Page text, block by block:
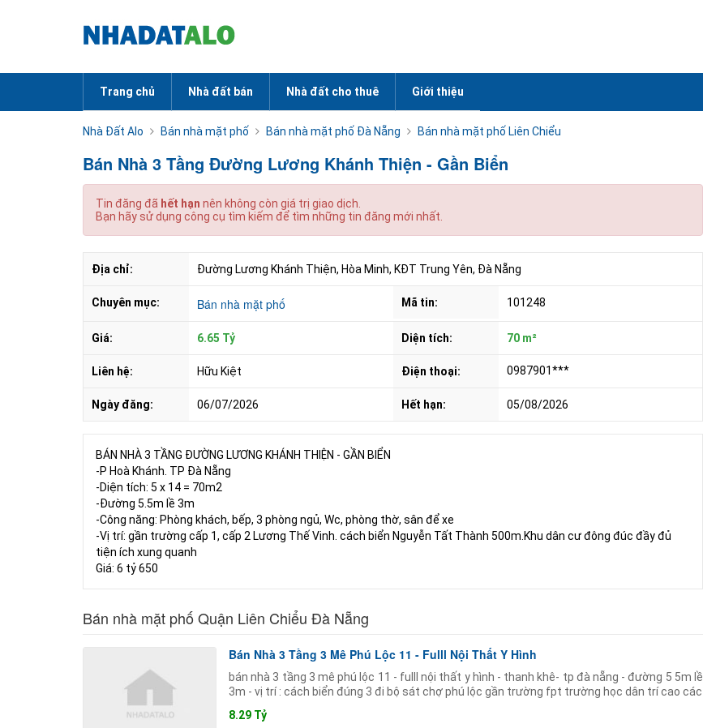
Trang chủ Nhà đất bán Nhà đất cho thuê Giới thiệu
Nhà Đất Alo Bán nhà mặt phố Bán nhà mặt phố Đà Nẵng Bán nhà mặt phố Liên Chiểu
Bán Nhà 3 Tầng Đường Lương Khánh Thiện - Gần Biển
Tin đăng đã hết hạn nên không còn giá trị giao dịch.
Bạn hãy sử dụng công cụ tìm kiếm để tìm những tin đăng mới nhất.
Địa chỉ: Đường Lương Khánh Thiện, Hòa Minh, KĐT Trung Yên, Đà Nẵng
Chuyên mục: Bán nhà mặt phố Mã tin: 101248
Giá: 6.65 Tỷ Diện tích: 70 m²
Liên hệ: Hữu Kiệt Điện thoại: 0987901***
Ngày đăng: 06/07/2026 Hết hạn: 05/08/2026
BÁN NHÀ 3 TẦNG ĐƯỜNG LƯƠNG KHÁNH THIỆN - GẦN BIỂN
-P Hoà Khánh. TP Đà Nẵng
-Diện tích: 5 x 14 = 70m2
-Đường 5.5m lề 3m
-Công năng: Phòng khách, bếp, 3 phòng ngủ, Wc, phòng thờ, sân để xe
-Vị trí: gần trường cấp 1, cấp 2 Lương Thế Vinh. cách biển Nguyễn Tất Thành 500m.Khu dân cư đông đúc đầy đủ
tiện ích xung quanh
Giá: 6 tỷ 650
Bán nhà mặt phố Quận Liên Chiểu Đà Nẵng
Bán Nhà 3 Tầng 3 Mê Phú Lộc 11 - Fulll Nội Thất Y Hình
bán nhà 3 tầng 3 mê phú lộc 11 - fulll nội thất y hình - thanh khê- tp đà nẵng - đường 5 5m lề
3m - vị trí : cách biển đúng 3 đi bộ sát chợ phú lộc gần trường fpt trường học dân trí cao các
8.29 Tỷ